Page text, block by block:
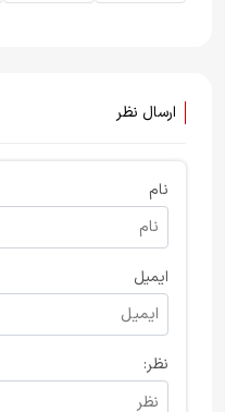
ارسال نظر
نام
ایمیل
نظر: